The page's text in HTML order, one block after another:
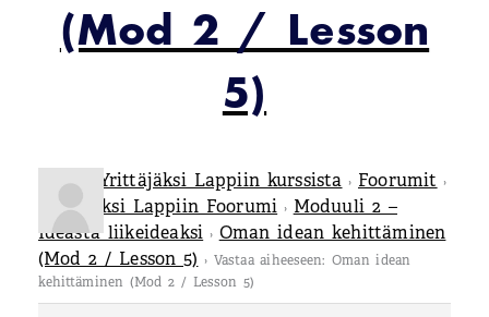
(Mod 2 / Lesson
5)
Tietoa Yrittäjäksi Lappiin kurssista › Foorumit ›
Yrittäjäksi Lappiin Foorumi › Moduuli 2 –
Ideasta liikeideaksi › Oman idean kehittäminen
(Mod 2 / Lesson 5) › Vastaa aiheeseen: Oman idean
kehittäminen (Mod 2 / Lesson 5)